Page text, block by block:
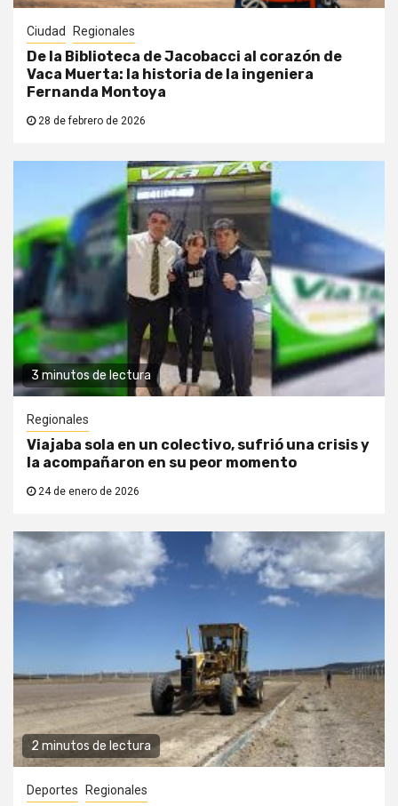
Ciudad Regionales
De la Biblioteca de Jacobacci al corazón de
Vaca Muerta: la historia de la ingeniera
Fernanda Montoya
28 de febrero de 2026
3 minutos de lectura
Regionales
Viajaba sola en un colectivo, sufrió una crisis y
la acompañaron en su peor momento
24 de enero de 2026
2 minutos de lectura
Deportes Regionales